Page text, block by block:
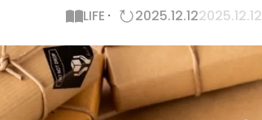
LIFE 2025.12.122025.12.12